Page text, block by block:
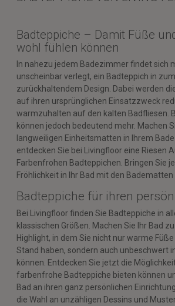
Badteppiche – Damit Füße
wohl fühlen können
In nahezu jedem Badezimmer findet sich
unscheinbar verlegt, ein Badteppich in
zurückhaltendem Design. Dabei werden
auf ihren ursprünglichen Einsatzzweck
warmzuhalten auf den kalten Badfliesen.
können jedoch bedeutend mehr. Machen
langweiligen Einheitsmatten in Ihrem
entdecken Sie bei Livingfloor eine Riesen
Farbenfrohen Badteppichen. Bringen Sie
Fröhlichkeit in Ihr Bad mit den Badematten
Badteppiche für ihren
Bei Livingfloor finden Sie Badteppiche in
klassischen Größen. Machen Sie Ihr Bad
Highlight, in dem Sie nicht nur warme
Stand haben, sondern auch unbeschwert
können. Entdecken Sie jetzt die
farbenfrohe Badteppiche bieten können
Bad an ihren ganz persönlichen
die Wahl an unzähligen Dessins und